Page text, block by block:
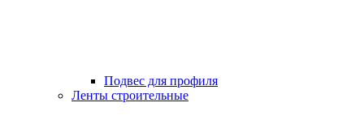
Подвес для профиля
Ленты строительные